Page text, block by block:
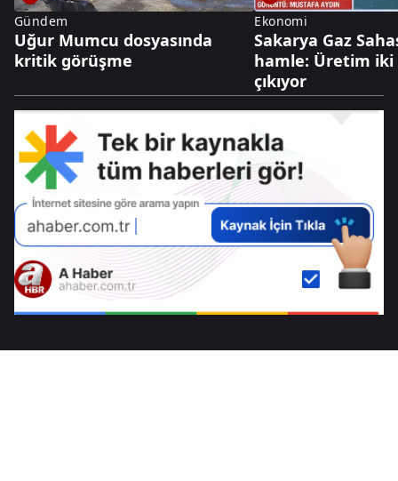
Gündem
Uğur Mumcu dosyasında
kritik görüşme
Ekonomi
Sakarya Gaz
hamle: Üretim iki
çıkıyor